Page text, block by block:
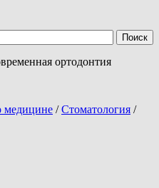
ортодонтия
медицине /Стоматология /